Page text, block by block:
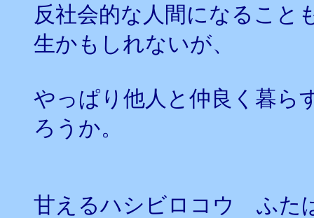
反社会的な人間になること
生かもしれないが、
やっぱり他人と仲良く暮ら
ろうか。
甘えるハシビロコウ ふた